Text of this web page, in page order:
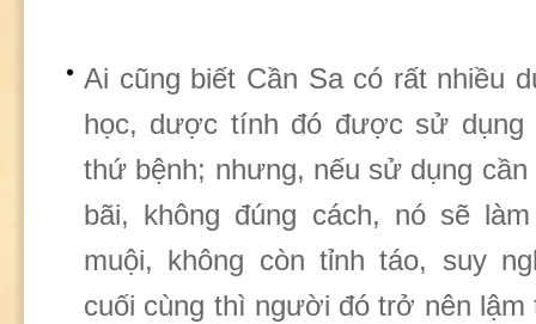
Ai cũng biết Cần Sa có rất nhiều
học, dược tính đó được sử dụng
thứ bệnh; nhưng, nếu sử dụng
bãi, không đúng cách, nó sẽ
muội, không còn tỉnh táo, suy
cuối cùng thì người đó trở nên lậm